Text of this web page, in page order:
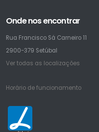
Onde nos encontrar
Rua Francisco Sá Carneiro 11
2900-379 Setúbal
Ver todas as localizações
Horário de funcionamento